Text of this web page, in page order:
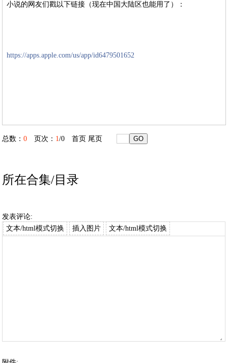
小说的网友们戳以下链接（现在中国大陆区也能用了）：
https://apps.apple.com/us/app/id6479501652
总数：0 页次： 1/0首页 尾页
所在合集/目录
发表评论:
文本/html模式切换
插入图片 文本/html模式切换